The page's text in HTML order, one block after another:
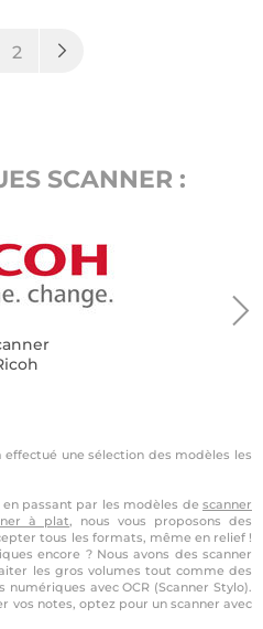
2
SCANNER :
une sélection des modèles les
passant par les modèles de scanner
à plat, nous vous proposons des
tous les formats, même en relief !
encore ? Nous avons des scanner
les gros volumes tout comme des
avec OCR (Scanner Stylo).
vos notes, optez pour un scanner avec